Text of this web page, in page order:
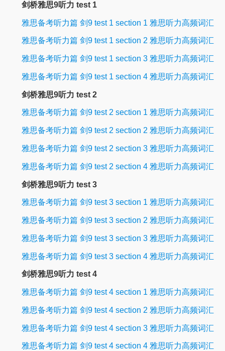
剑桥雅思9听力 test 1
雅思备考听力篇 剑9 test 1 section 1 雅思听力高频词汇
雅思备考听力篇 剑9 test 1 section 2 雅思听力高频词汇
雅思备考听力篇 剑9 test 1 section 3 雅思听力高频词汇
雅思备考听力篇 剑9 test 1 section 4 雅思听力高频词汇
剑桥雅思9听力 test 2
雅思备考听力篇 剑9 test 2 section 1 雅思听力高频词汇
雅思备考听力篇 剑9 test 2 section 2 雅思听力高频词汇
雅思备考听力篇 剑9 test 2 section 3 雅思听力高频词汇
雅思备考听力篇 剑9 test 2 section 4 雅思听力高频词汇
剑桥雅思9听力 test 3
雅思备考听力篇 剑9 test 3 section 1 雅思听力高频词汇
雅思备考听力篇 剑9 test 3 section 2 雅思听力高频词汇
雅思备考听力篇 剑9 test 3 section 3 雅思听力高频词汇
雅思备考听力篇 剑9 test 3 section 4 雅思听力高频词汇
剑桥雅思9听力 test 4
雅思备考听力篇 剑9 test 4 section 1 雅思听力高频词汇
雅思备考听力篇 剑9 test 4 section 2 雅思听力高频词汇
雅思备考听力篇 剑9 test 4 section 3 雅思听力高频词汇
雅思备考听力篇 剑9 test 4 section 4 雅思听力高频词汇